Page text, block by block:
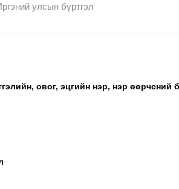
улсын бүртгэл
овог, эцгийн нэр, нэр өөрчсний